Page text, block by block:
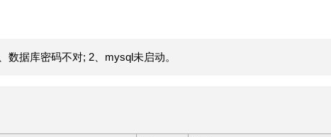
数据库密码不对; 2、mysql未启动。